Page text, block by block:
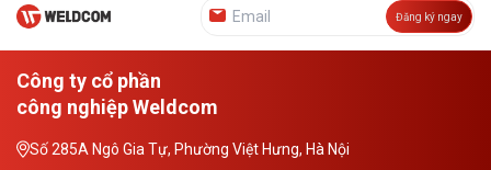
Đăng ký ngay
Công ty cổ phần
công nghiệp Weldcom
Số 285A Ngô Gia Tự, Phường Việt Hưng, Hà Nội